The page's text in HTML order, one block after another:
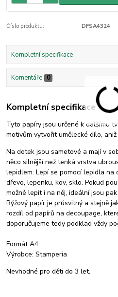
Číslo produktu: DFSA4324
Kompletní specifikace
Komentáře 0
Kompletní specifikace
Tyto papíry jsou určené k dalšímu
motivům vytvořit umělecké dílo,
Na dotek jsou sametové a mají v
něco silnější než tenká vrstva
lepidlem. Lepí se pomocí lepidla na
dřevo, lepenku, kov, sklo. Pokud
možné lepit i na něj, ideální jsou
Rýžový papír je průsvitný a stejně
rozdíl od papírů na decoupage,
doporučujeme tedy podklad vždy
Formát A4
Výrobce: Stamperia
Nevhodné pro děti do 3 let.